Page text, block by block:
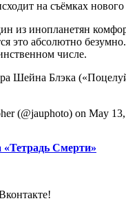
на съёмках
из инопланетян
это абсолютно
числе.
Шейна Блэка
(@jauphoto) on May
Смерти»